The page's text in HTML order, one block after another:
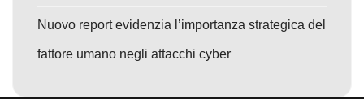
Nuovo report evidenzia l’importanza strategica del
fattore umano negli attacchi cyber